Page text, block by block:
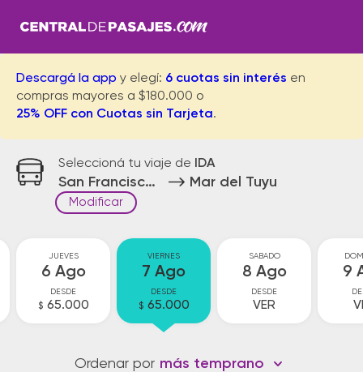
Descargá la app y elegí: 6 cuotas sin interés en
compras mayores a $180.000 o
25% OFF con Cuotas sin Tarjeta.
Seleccioná tu viaje de IDA
San Francisco Solano Cr Mar del Tuyu
Modificar
JUEVES
6 Ago
DESDE
$ 65.000
VIERNES
7 Ago
DESDE
$ 65.000
SABADO
8 Ago
DESDE
VER
9
Ordenar por más temprano